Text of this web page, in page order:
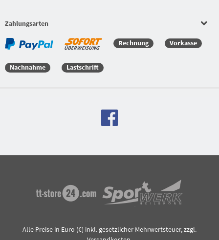
Zahlungsarten
Rechnung Vorkasse
Nachnahme Lastschrift
Alle Preise in Euro (€) inkl. gesetzlicher Mehrwertsteuer, zzgl.